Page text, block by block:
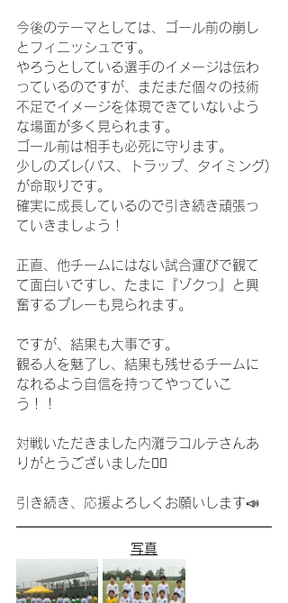
今後のテーマとしては、ゴール前の崩し
とフィニッシュです。
やろうとしている選手のイメージは伝わ
っているのですが、まだまだ個々の技術
不足でイメージを体現できていないよう
な場面が多く見られます。
ゴール前は相手も必死に守ります。
少しのズレ(パス、トラップ、タイミング)
が命取りです。
確実に成長しているので引き続き頑張っ
ていきましょう！
正直、他チームにはない試合運びで観て
て面白いですし、たまに『ゾクっ』と興
奮するプレーも見られます。
ですが、結果も大事です。
観る人を魅了し、結果も残せるチームに
なれるよう自信を持ってやっていこ
う！！
対戦いただきました内灘ラコルテさんあ
りがとうございました🙇‍♂️
引き続き、応援よろしくお願いします📣
写真